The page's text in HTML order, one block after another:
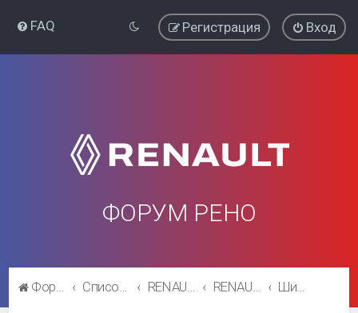
FAQ Вход
Регистрация
ФОРУМ РЕНО
Форум Рено Список форумов RENAULT SYMBOL RENAULT SYMBOL Шины и диски